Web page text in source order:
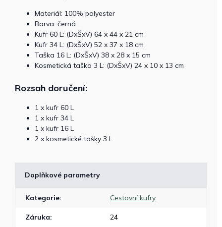
Materiál: 100% polyester
Barva: černá
Kufr 60 L: (DxŠxV) 64 x 44 x 21 cm
Kufr 34 L: (DxŠxV) 52 x 37 x 18 cm
Taška 16 L: (DxŠxV) 38 x 28 x 15 cm
Kosmetická taška 3 L: (DxŠxV) 24 x 10 x 13 cm
Rozsah doručení:
1 x kufr 60 L
1 x kufr 34 L
1 x kufr 16 L
2 x kosmetické tašky 3 L
Doplňkové parametry
Kategorie: Cestovní kufry
Záruka: 24